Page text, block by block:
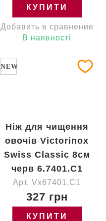
КУПИТИ
Добавить в сравнение
В наявності
NEW
Ніж для чищення
овочів Victorinox
Swiss Classic 8см
черв 6.7401.C1
Арт. Vx67401.C1
327 грн
КУПИТИ